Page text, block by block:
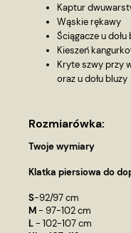
Kaptur
Wąskie rękawy
Ściągacze u
Kieszeń
Kryte szwy przy
oraz u dołu bluzy
Rozmiarówka:
Twoje wymiary
Klatka piersiowa do
S-92/97 cm
M- 97-102 cm
L- 102-107 cm